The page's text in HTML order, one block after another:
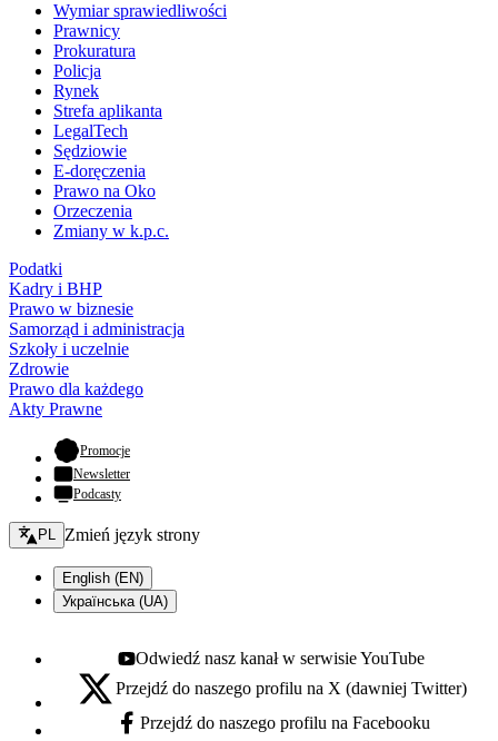
Wymiar sprawiedliwości
Prawnicy
Prokuratura
Policja
Rynek
Strefa aplikanta
LegalTech
Sędziowie
E-doręczenia
Prawo na Oko
Orzeczenia
Zmiany w k.p.c.
Podatki
Kadry i BHP
Prawo w biznesie
Samorząd i administracja
Szkoły i uczelnie
Zdrowie
Prawo dla każdego
Akty Prawne
Promocje- otwiera się w nowej karcie
Newsletter
Podcasty
Zmień język - bieżący:
PL Zmień język strony
English (EN)
Українська (UA)
Youtube - otwiera się w nowej karcie
Odwiedź nasz kanał w serwisie YouTube
X - otwiera się w nowej karcie
Przejdź do naszego profilu na X (dawniej Twitter)
Facebook - otwiera się w nowej karcie
Przejdź do naszego profilu na Facebooku